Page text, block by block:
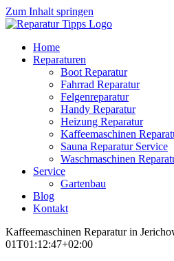
Zum Inhalt springen
Home
Reparaturen
Boot Reparatur
Fahrrad Reparatur
Felgenreparatur
Handy Reparatur
Heizung Reparatur
Kaffeemaschinen
Sauna Reparatur Service
Waschmaschinen
Service
Gartenbau
Blog
Kontakt
Kaffeemaschinen Reparatur in
01T01:12:47+02:00